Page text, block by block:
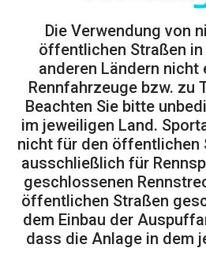
Die Verwendung von
öffentlichen Straßen
anderen Ländern
Rennfahrzeuge bzw.
Beachten Sie bitte
im jeweiligen Land.
nicht für den öffentlichen
ausschließlich für
geschlossenen
öffentlichen Straßen
dem Einbau der
dass die Anlage in dem
CIXSA.02.102
(MwSt.